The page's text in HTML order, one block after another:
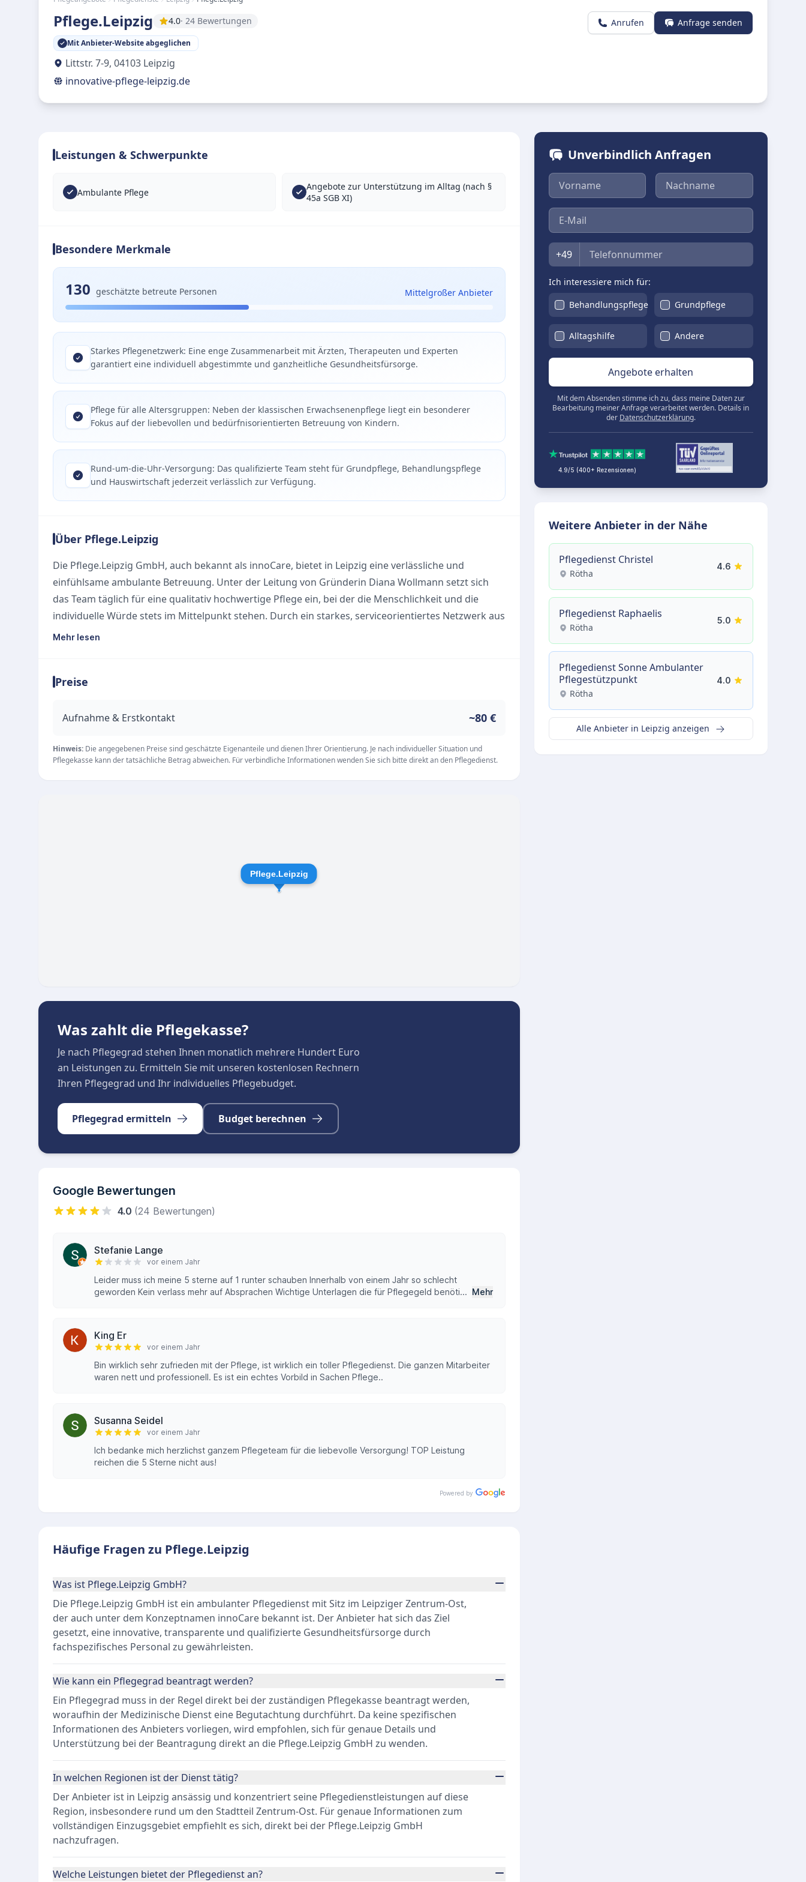
Pflege.Leipzig 4.0· 24 Bewertungen
Mit Anbieter-Website abgeglichen
Littstr. 7-9, 04103 Leipzig
innovative-pflege-leipzig.de
Anrufen Anfrage senden
Leistungen & Schwerpunkte
Ambulante Pflege
Angebote zur Unterstützung im Alltag (nach §
45a SGB XI)
Besondere Merkmale
130 geschätzte betreute Personen Mittelgroßer Anbieter
Starkes Pflegenetzwerk: Eine enge Zusammenarbeit mit Ärzten, Therapeuten und Experten
garantiert eine individuell abgestimmte und ganzheitliche Gesundheitsfürsorge.
Pflege für alle Altersgruppen: Neben der klassischen Erwachsenenpflege liegt ein besonderer
Fokus auf der liebevollen und bedürfnisorientierten Betreuung von Kindern.
Rund-um-die-Uhr-Versorgung: Das qualifizierte Team steht für Grundpflege, Behandlungspflege
und Hauswirtschaft jederzeit verlässlich zur Verfügung.
Über Pflege.Leipzig
Die Pflege.Leipzig GmbH, auch bekannt als innoCare, bietet in Leipzig eine verlässliche und
einfühlsame ambulante Betreuung. Unter der Leitung von Gründerin Diana Wollmann setzt sich
das Team täglich für eine qualitativ hochwertige Pflege ein, bei der die Menschlichkeit und die
individuelle Würde stets im Mittelpunkt stehen. Durch ein starkes, serviceorientiertes Netzwerk aus
Ärzten, Therapeuten und weiteren Experten des Gesundheitswesens wird eine tief reichende und
Der Pflegedienst steht Pflegebedürftigen rund um die Uhr zur Seite und erleichtert den Alltag
Patienten Ängste und Bedenken sensibel zu nehmen. Zu den Kernleistungen gehören:
Hauswirtschaftliche Versorgung
Spezielle Pflegeangebote für Kinder
Rund-um-die-Uhr-Betreuung und Erreichbarkeit
Mehr lesen
Preise
Aufnahme & Erstkontakt ~80 €
Hinweis: Die angegebenen Preise sind geschätzte Eigenanteile und dienen Ihrer Orientierung. Je nach individueller Situation und
Pflegekasse kann der tatsächliche Betrag abweichen. Für verbindliche Informationen wenden Sie sich bitte direkt an den Pflegedienst.
Pflege.Leipzig
Was zahlt die Pflegekasse?
Je nach Pflegegrad stehen Ihnen monatlich mehrere Hundert Euro
an Leistungen zu. Ermitteln Sie mit unseren kostenlosen Rechnern
Ihren Pflegegrad und Ihr individuelles Pflegebudget.
Pflegegrad ermitteln Budget berechnen
Google Bewertungen
4.0 (24 Bewertungen)
Stefanie Lange
vor einem Jahr
Leider muss ich meine 5 sterne auf 1 runter schauben Innerhalb von einem Jahr so schlecht
geworden Kein verlass mehr auf Absprachen Wichtige Unterlagen die für Pflegegeld benöti... Mehr
King Er
vor einem Jahr
Bin wirklich sehr zufrieden mit der Pflege, ist wirklich ein toller Pflegedienst. Die ganzen Mitarbeiter
waren nett und professionell. Es ist ein echtes Vorbild in Sachen Pflege..
Susanna Seidel
vor einem Jahr
Ich bedanke mich herzlichst ganzem Pflegeteam für die liebevolle Versorgung! TOP Leistung
reichen die 5 Sterne nicht aus!
Powered by
Häufige Fragen zu Pflege.Leipzig
Was ist Pflege.Leipzig GmbH?
Die Pflege.Leipzig GmbH ist ein ambulanter Pflegedienst mit Sitz im Leipziger Zentrum-Ost,
der auch unter dem Konzeptnamen innoCare bekannt ist. Der Anbieter hat sich das Ziel
gesetzt, eine innovative, transparente und qualifizierte Gesundheitsfürsorge durch
fachspezifisches Personal zu gewährleisten.
Wie kann ein Pflegegrad beantragt werden?
Ein Pflegegrad muss in der Regel direkt bei der zuständigen Pflegekasse beantragt werden,
woraufhin der Medizinische Dienst eine Begutachtung durchführt. Da keine spezifischen
Informationen des Anbieters vorliegen, wird empfohlen, sich für genaue Details und
Unterstützung bei der Beantragung direkt an die Pflege.Leipzig GmbH zu wenden.
In welchen Regionen ist der Dienst tätig?
Der Anbieter ist in Leipzig ansässig und konzentriert seine Pflegedienstleistungen auf diese
Region, insbesondere rund um den Stadtteil Zentrum-Ost. Für genaue Informationen zum
vollständigen Einzugsgebiet empfiehlt es sich, direkt bei der Pflege.Leipzig GmbH
nachzufragen.
Welche Leistungen bietet der Pflegedienst an?
Unverbindlich Anfragen
Vorname Nachname
E-Mail
Telefon
+49
Ich interessiere mich für:
Behandlungspflege
Grundpflege
Alltagshilfe Andere
Angebote erhalten
Mit dem Absenden stimme ich zu, dass meine Daten zur
Bearbeitung meiner Anfrage verarbeitet werden. Details in
der Datenschutzerklärung.
4.9/5 (400+ Rezensionen)
Weitere Anbieter in der Nähe
Pflegedienst Christel
Rötha
4.6
Pflegedienst Raphaelis
Rötha
5.0
Pflegedienst Sonne Ambulanter
Pflegestützpunkt
Rötha
4.0
Alle Anbieter in Leipzig anzeigen